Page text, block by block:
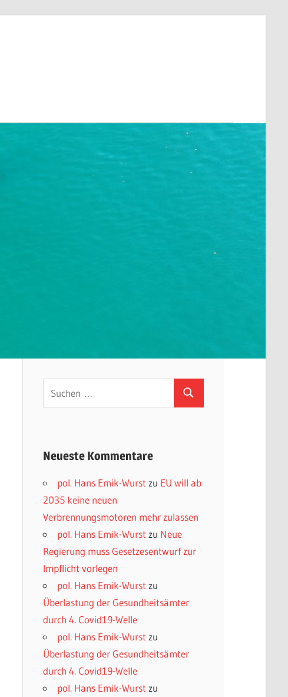
Suchen
Neueste Kommentare
pol. Hans Emik-Wurst zu EU will ab
2035 keine neuen
Verbrennungsmotoren mehr zulassen
pol. Hans Emik-Wurst zu Neue
Regierung muss Gesetzesentwurf zur
Impflicht vorlegen
pol. Hans Emik-Wurst zu
Überlastung der Gesundheitsämter
durch 4. Covid19-Welle
pol. Hans Emik-Wurst zu
Überlastung der Gesundheitsämter
durch 4. Covid19-Welle
pol. Hans Emik-Wurst zu